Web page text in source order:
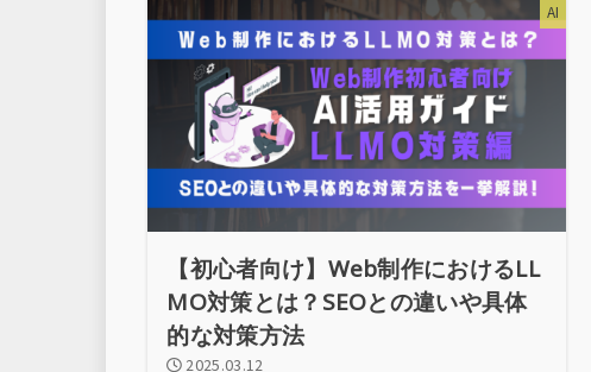
AI
【初心者向け】Web制作におけるLL
MO対策とは？SEOとの違いや具体
的な対策方法
2025.03.12